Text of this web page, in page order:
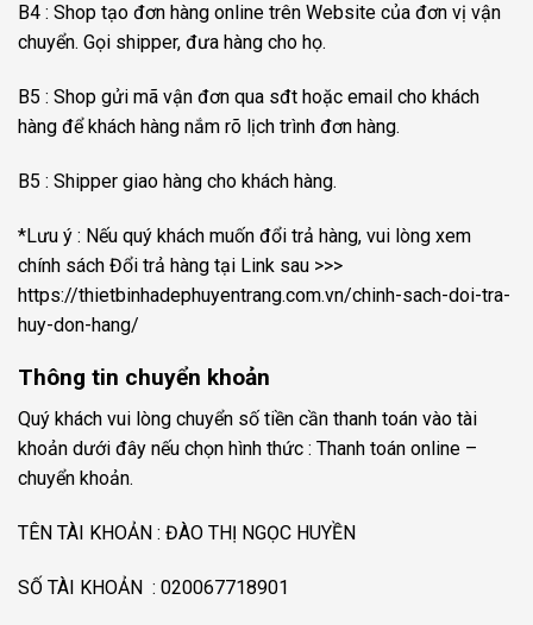
B4 : Shop tạo đơn hàng online trên Website của đơn vị vận
chuyển. Gọi shipper, đưa hàng cho họ.
B5 : Shop gửi mã vận đơn qua sđt hoặc email cho khách
hàng để khách hàng nắm rõ lịch trình đơn hàng.
B5 : Shipper giao hàng cho khách hàng.
*Lưu ý : Nếu quý khách muốn đổi trả hàng, vui lòng xem
chính sách Đổi trả hàng tại Link sau >>>
https://thietbinhadephuyentrang.com.vn/chinh-sach-doi-tra-
huy-don-hang/
Thông tin chuyển khoản
Quý khách vui lòng chuyển số tiền cần thanh toán vào tài
khoản dưới đây nếu chọn hình thức : Thanh toán online –
chuyển khoản.
TÊN TÀI KHOẢN : ĐÀO THỊ NGỌC HUYỀN
SỐ TÀI KHOẢN : 020067718901